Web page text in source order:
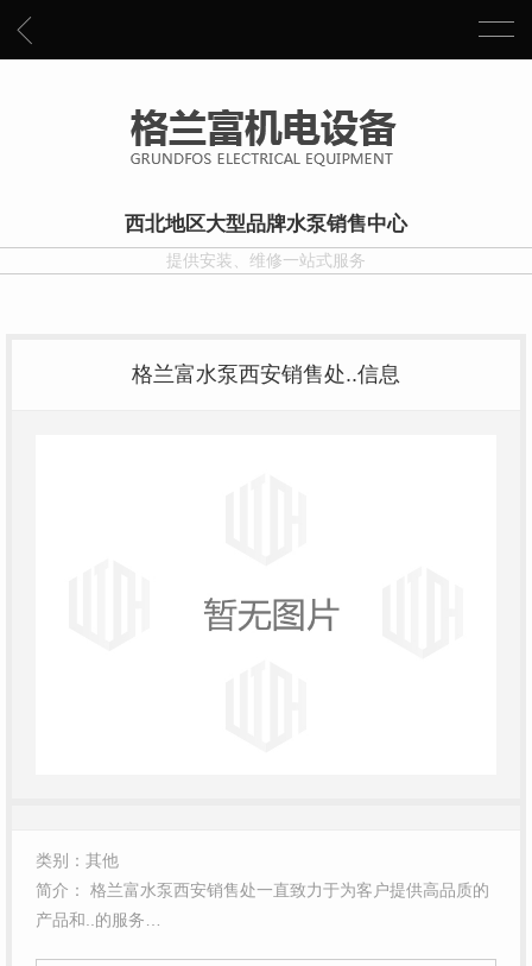
西北地区大型品牌水泵销售中心
提供安装、维修一站式服务
格兰富水泵西安销售处..信息
类别：其他
简介： 格兰富水泵西安销售处一直致力于为客户提供高品质的
产品和..的服务…